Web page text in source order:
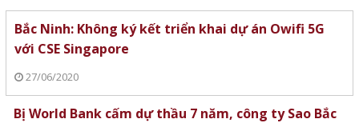
Bắc Ninh: Không ký kết triển khai dự án Owifi 5G
với CSE Singapore
27/06/2020
Bị World Bank cấm dự thầu 7 năm, công ty Sao Bắc